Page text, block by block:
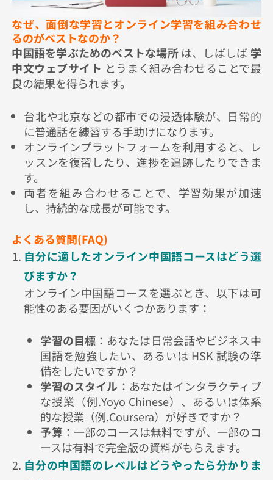
なぜ、面倒な学習とオンライン学習を組み合わせ
るのがベストなのか？
中国語を学ぶためのベストな場所は、しばしば 学
中文ウェブサイト とうまく組み合わせることで最
良の結果を得られます。
台北や北京などの都市での浸透体験が、日常的
に普通話を練習する手助けになります。
オンラインプラットフォームを利用すると、レ
ッスンを復習したり、進捗を追跡したりできま
す。
両者を組み合わせることで、学習効果が加速
し、持続的な成長が可能です。
よくある質問(FAQ)
自分に適したオンライン中国語コースはどう選
びますか？
オンライン中国語コースを選ぶとき、以下は可
能性のある要因がいくつかあります：
学習の目標 ：あなたは日常会話やビジネス中
国語を勉強したい、あるいは HSK試験の準
備をしたいですか？
学習のスタイル ：あなたはインタラクティブ
な授業（例.Yoyo Chinese）、あるいは体系
的な授業（例.Coursera）が好きですか？
予算：一部のコースは無料ですが、一部のコ
ースは有料で完全版の資料がもらえます。
自分の中国語のレベルはどうやったら分かりま